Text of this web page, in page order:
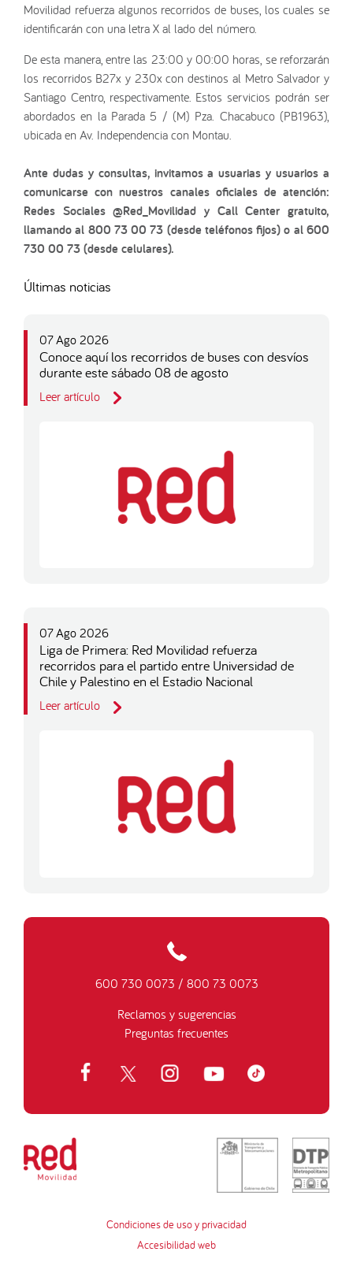
Movilidad refuerza algunos recorridos de buses, los cuales se
identificarán con una letra X al lado del número.
De esta manera, entre las 23:00 y 00:00 horas, se reforzarán
los recorridos B27x y 230x con destinos al Metro Salvador y
Santiago Centro, respectivamente. Estos servicios podrán ser
abordados en la Parada 5 / (M) Pza. Chacabuco (PB1963),
ubicada en Av. Independencia con Montau.
Ante dudas y consultas, invitamos a usuarias y usuarios a
comunicarse con nuestros canales oficiales de atención:
Redes Sociales @Red_Movilidad y Call Center gratuito,
llamando al 800 73 00 73 (desde teléfonos fijos) o al 600
730 00 73 (desde celulares).
Últimas noticias
07 Ago 2026
Conoce aquí los recorridos de buses con desvíos
durante este sábado 08 de agosto
Leer artículo
07 Ago 2026
Liga de Primera: Red Movilidad refuerza
recorridos para el partido entre Universidad de
Chile y Palestino en el Estadio Nacional
Leer artículo
600 730 0073 / 800 73 0073
Reclamos y sugerencias
Preguntas frecuentes
Condiciones de uso y privacidad
Accesibilidad web